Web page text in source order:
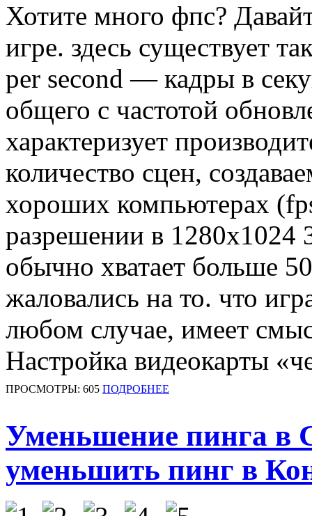
Хотите много фпс?
игре. здесь существует
реr second — кадры в
общего с частотой
характеризует
количество сцен,
хороших компьютерах
разрешении в 1280x1024
обычно хватает больше
жаловались на то. что
любом случае, имеет
Настройка видеокарты
ПРОСМОТРЫ: 605 ПОДРОБНЕЕ
Уменьшение пинга в
уменьшить пинг в